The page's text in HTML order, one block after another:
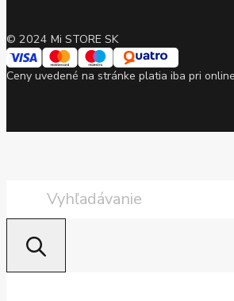
© 2024 Mi STORE SK
Ceny uvedené na stránke platia iba pri